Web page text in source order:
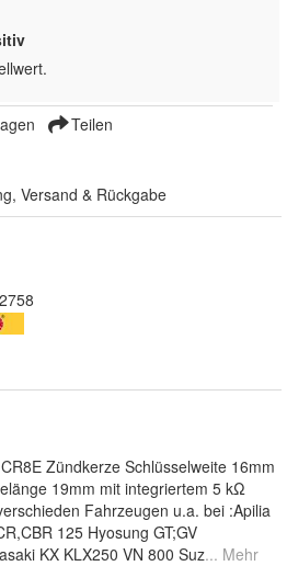
Teilen
Versand & Rückgabe
Zündkerze Schlüsselweite 16mm
19mm mit integriertem 5 kΩ
Fahrzeugen u.a. bei :Apilia
125 Hyosung GT;GV
KX KLX250 VN 800 Suz... Mehr